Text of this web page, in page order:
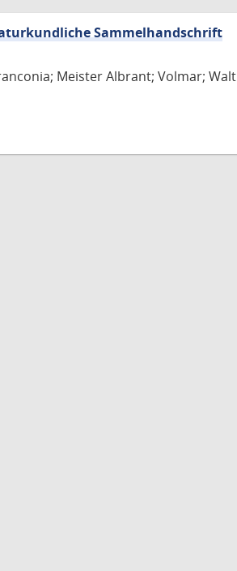
Sammelhandschrift
Meister Albrant; Volmar;